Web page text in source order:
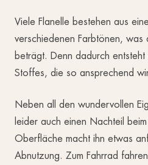
Viele Flanelle bestehen aus
verschiedenen Farbtönen, was
beträgt. Denn dadurch
Stoffes, die so ansprechend
Neben all den wundervollen
leider auch einen Nachteil
Oberfläche macht ihn etwas
Abnutzung. Zum Fahrrad